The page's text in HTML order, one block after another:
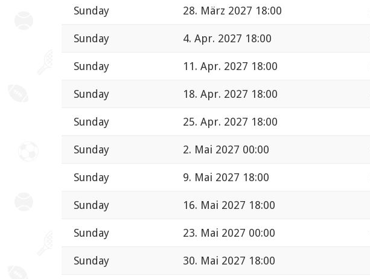
Sunday 28. März 2027 18:00
Sunday 4. Apr. 2027 18:00
Sunday 11. Apr. 2027 18:00
Sunday 18. Apr. 2027 18:00
Sunday 25. Apr. 2027 18:00
Sunday 2. Mai 2027 00:00
Sunday 9. Mai 2027 18:00
Sunday 16. Mai 2027 18:00
Sunday 23. Mai 2027 00:00
Sunday 30. Mai 2027 18:00